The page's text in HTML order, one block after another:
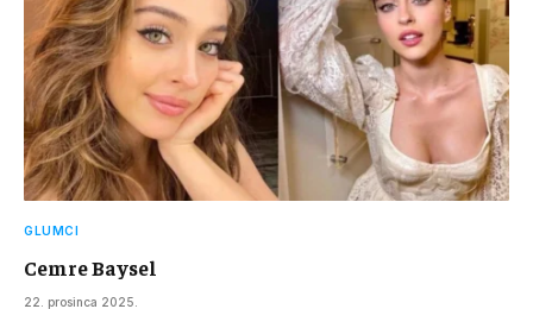
GLUMCI
Cemre Baysel
22. prosinca 2025.